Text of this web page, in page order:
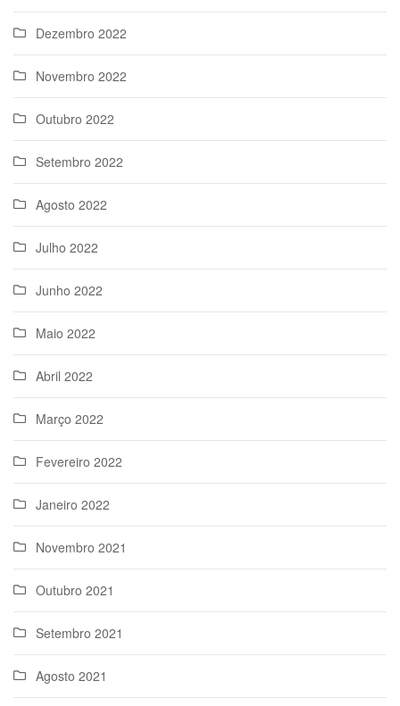
Dezembro 2022
Novembro 2022
Outubro 2022
Setembro 2022
Agosto 2022
Julho 2022
Junho 2022
Maio 2022
Abril 2022
Março 2022
Fevereiro 2022
Janeiro 2022
Novembro 2021
Outubro 2021
Setembro 2021
Agosto 2021